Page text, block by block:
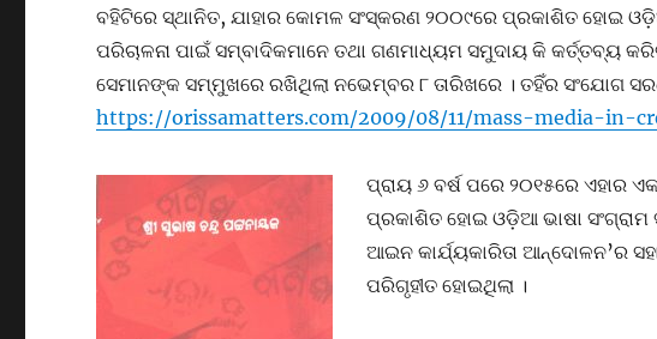
ବହିଟିରେ ସ୍ଥାନିତ, ଯାହାର କୋମଳ ସଂସ୍କରଣ ୨୦୦୯ରେ ପ୍ରକାଶିତ ହୋଇ
ପରିଚାଳନା ପାଇଁ ସମ୍ବାଦିକମାନେ ତଥା ଗଣମାଧ୍ୟମ ସମୁଦାୟ କି କର୍ତ୍ତବ୍ୟ
ସେମାନଙ୍କ ସମ୍ମୁଖରେ ରଖିଥିଲା ନଭେମ୍ବର ୮ ତାରିଖରେ । ତହିଁର ସଂଯୋଗ
https://orissamatters.com/2009/08/11/mass-media-in-
ପ୍ରାୟ ୬ ବର୍ଷ ପରେ ୨୦୧୫ରେ ଏହାର
ପ୍ରକାଶିତ ହୋଇ ଓଡ଼ିଆ ଭାଷା ସଂଗ୍ରାମ
ଆଇନ କାର୍ଯ୍ୟକାରିତା ଆନ୍ଦୋଳନ’ର
ପରିଗୃହୀତ ହୋଇଥିଲା ।